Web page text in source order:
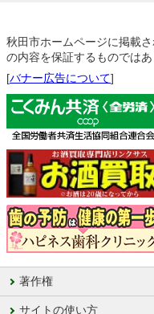
秋田市ホームページに掲載
の内容を保証するものではあ
[バナー広告について]
著作権
サイトの使い方